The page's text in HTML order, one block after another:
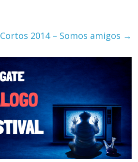
Cortos 2014 – Somos amigos →